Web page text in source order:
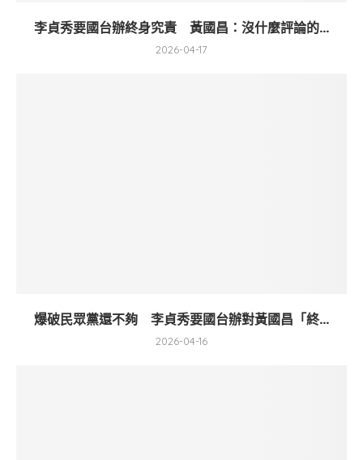
李貞秀要國台辦終身究責 黃國昌：沒什麼評論的...
2026-04-17
爆破民眾黨還不夠 李貞秀要國台辦對黃國昌「終...
2026-04-16